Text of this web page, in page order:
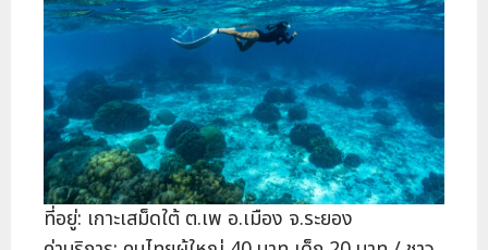
ที่อยู่: เกาะเสม็ดใต้ ต.เพ อ.เมือง จ.ระยอง